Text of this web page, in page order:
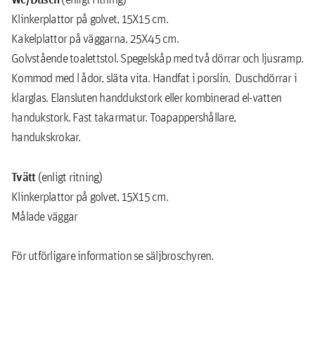
Klinkerplattor på golvet, 15X15 cm.
Kakelplattor på väggarna, 25X45 cm.
Golvstående toalettstol. Spegelskåp med två dörrar och ljusramp.
Kommod med l ådor, släta vita. Handfat i porslin. Duschdörrar i
klarglas. Elansluten handdukstork eller kombinerad el-vatten
handukstork. Fast takarmatur. Toapappershållare,
handukskrokar.
Tvätt(enligt ritning)
Klinkerplattor på golvet, 15X15 cm.
Målade väggar
För utförligare information se säljbroschyren.